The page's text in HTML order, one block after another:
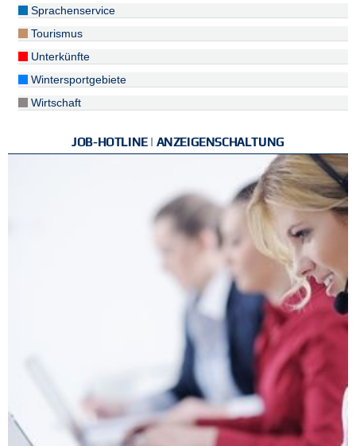
Sprachenservice
Tourismus
Unterkünfte
Wintersportgebiete
Wirtschaft
JOB-HOTLINE | ANZEIGENSCHALTUNG